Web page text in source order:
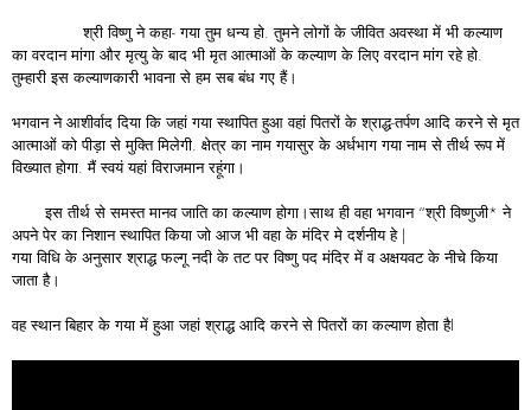
श्री विष्णु ने कहा- गया तुम धन्य हो. तुमने लोगों के जीवित अवस्था में भी कल्याण
का वरदान मांगा और मृत्यु के बाद भी मृत आत्माओं के कल्याण के लिए वरदान मांग रहे हो.
तुम्हारी इस कल्याणकारी भावना से हम सब बंध गए हैं।
भगवान ने आशीर्वाद दिया कि जहां गया स्थापित हुआ वहां पितरों के श्राद्ध-तर्पण आदि करने से मृत
आत्माओं को पीड़ा से मुक्ति मिलेगी. क्षेत्र का नाम गयासुर के अर्धभाग गया नाम से तीर्थ रूप में
विख्यात होगा. मैं स्वयं यहां विराजमान रहूंगा।
इस तीर्थ से समस्त मानव जाति का कल्याण होगा।साथ ही वहा भगवान “श्री विष्णुजी​* ने
अपने पेर का निशान स्थापित किया जो आज भी वहा के मंदिर मे दर्शनीय हे |
गया विधि के अनुसार श्राद्ध फल्गू नदी के तट पर विष्णु पद मंदिर में व अक्षयवट के नीचे किया
जाता है।
वह स्थान बिहार के गया में हुआ जहां श्राद्ध आदि करने से पितरों का कल्याण होता हैl